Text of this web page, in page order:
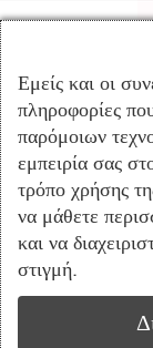
ΙΒΑΝ:
ΙΒΑΝ:
Εμείς και οι
πληροφορίες
παρόμοιων
εμπειρία σας
τρόπο χρήσης
να μάθετε
και να
στιγμή.